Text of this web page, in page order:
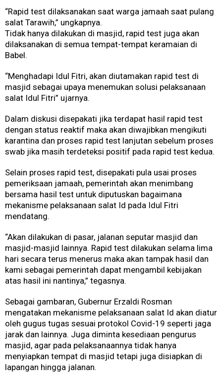
“Rapid test dilaksanakan saat warga jamaah saat pulang
salat Tarawih,” ungkapnya.
Tidak hanya dilakukan di masjid, rapid test juga akan
dilaksanakan di semua tempat-tempat keramaian di
Babel.
“Menghadapi Idul Fitri, akan diutamakan rapid test di
masjid sebagai upaya menemukan solusi pelaksanaan
salat Idul Fitri” ujarnya.
Dalam diskusi disepakati jika terdapat hasil rapid test
dengan status reaktif maka akan diwajibkan mengikuti
karantina dan proses rapid test lanjutan sebelum proses
swab jika masih terdeteksi positif pada rapid test kedua.
Selain proses rapid test, disepakati pula usai proses
pemeriksaan jamaah, pemerintah akan menimbang
bersama hasil test untuk diputuskan bagaimana
mekanisme pelaksanaan salat Id pada Idul Fitri
mendatang.
“Akan dilakukan di pasar, jalanan seputar masjid dan
masjid-masjid lainnya. Rapid test dilakukan selama lima
hari secara terus menerus maka akan tampak hasil dan
kami sebagai pemerintah dapat mengambil kebijakan
atas hasil ini nantinya,” tegasnya.
Sebagai gambaran, Gubernur Erzaldi Rosman
mengatakan mekanisme pelaksanaan salat Id akan diatur
oleh gugus tugas sesuai protokol Covid-19 seperti jaga
jarak dan lainnya. Juga diminta kesediaan pengurus
masjid, agar pada pelaksanaannya tidak hanya
menyiapkan tempat di masjid tetapi juga disiapkan di
lapangan hingga jalanan.